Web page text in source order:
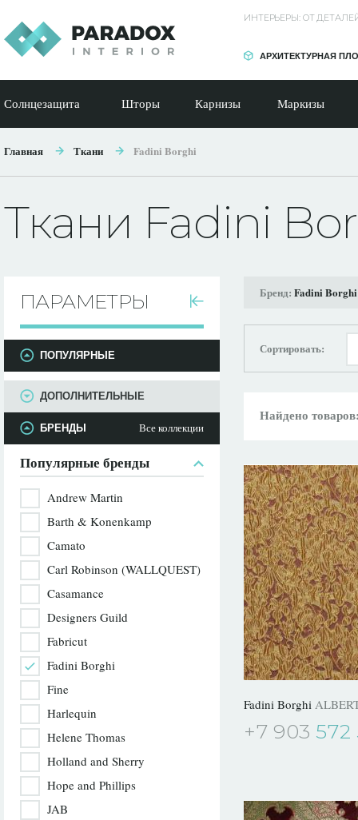
ИНТЕРЬЕРЫ: ОТ
АРХИТЕКТУРНАЯ
Солнцезащита Шторы Карнизы Маркизы
Главная Ткани Fadini Borghi
Ткани Fadini
ПАРАМЕТРЫ
ПАРАМЕТРЫ
ПОПУЛЯРНЫЕ
ДОПОЛНИТЕЛЬНЫЕ
БРЕНДЫ
Популярные бренды
Andrew Martin
Barth & Konenkamp
Camato
Carl Robinson (WALLQUEST)
Casamance
Designers Guild
Fabricut
Fadini Borghi
Fine
Harlequin
Helene Thomas
Holland and Sherry
Hope and Phillips
JAB
Все коллекции
Бренд: Fadini Borghi
Сортировать:
Найдено
Fadini Borghi
+7 903 572